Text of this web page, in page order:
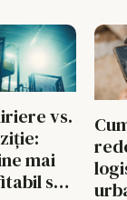
vs.
mai
să